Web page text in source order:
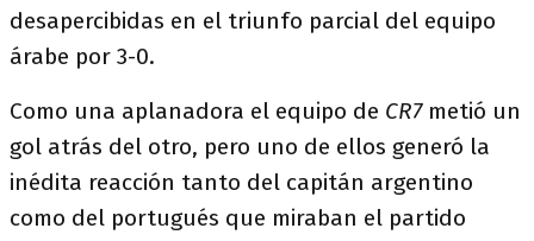
desapercibidas en el triunfo parcial del equipo
árabe por 3-0.
Como una aplanadora el equipo de CR7metió un
gol atrás del otro, pero uno de ellos generó la
inédita reacción tanto del capitán argentino
como del portugués que miraban el partido